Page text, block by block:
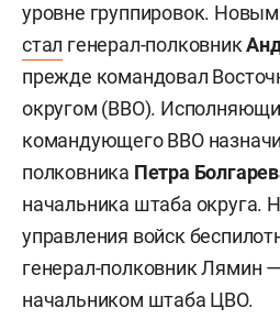
уровне группировок.
стал генерал-полковник
прежде командовал
округом (ВВО).
командующего ВВО
полковника Петра
начальника штаба округа.
управления войск
генерал-полковник Лямин
начальником штаба ЦВО.